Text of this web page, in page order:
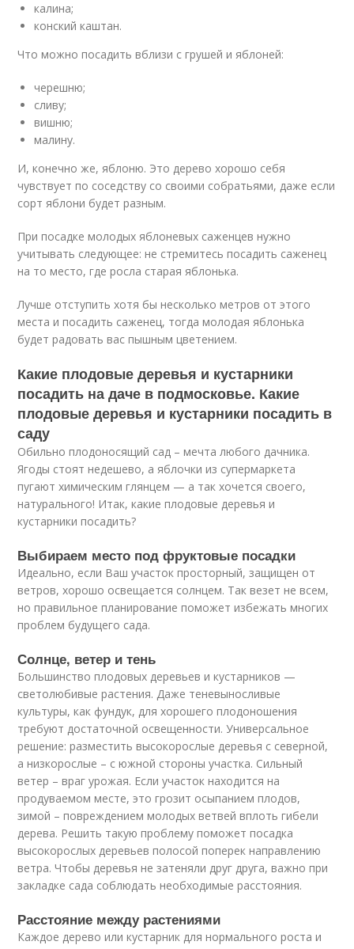
калина;
конский каштан.
Что можно посадить вблизи с грушей и яблоней:
черешню;
сливу;
вишню;
малину.
И, конечно же, яблоню. Это дерево хорошо себя
чувствует по соседству со своими собратьями, даже если
сорт яблони будет разным.
При посадке молодых яблоневых саженцев нужно
учитывать следующее: не стремитесь посадить саженец
на то место, где росла старая яблонька.
Лучше отступить хотя бы несколько метров от этого
места и посадить саженец, тогда молодая яблонька
будет радовать вас пышным цветением.
Какие плодовые деревья и кустарники
посадить на даче в подмосковье. Какие
плодовые деревья и кустарники посадить в
саду
Обильно плодоносящий сад – мечта любого дачника.
Ягоды стоят недешево, а яблочки из супермаркета
пугают химическим глянцем — а так хочется своего,
натурального! Итак, какие плодовые деревья и
кустарники посадить?
Выбираем место под фруктовые посадки
Идеально, если Ваш участок просторный, защищен от
ветров, хорошо освещается солнцем. Так везет не всем,
но правильное планирование поможет избежать многих
проблем будущего сада.
Солнце, ветер и тень
Большинство плодовых деревьев и кустарников —
светолюбивые растения. Даже теневыносливые
культуры, как фундук, для хорошего плодоношения
требуют достаточной освещенности. Универсальное
решение: разместить высокорослые деревья с северной,
а низкорослые – с южной стороны участка. Сильный
ветер – враг урожая. Если участок находится на
продуваемом месте, это грозит осыпанием плодов,
зимой – повреждением молодых ветвей вплоть гибели
дерева. Решить такую проблему поможет посадка
высокорослых деревьев полосой поперек направлению
ветра. Чтобы деревья не затеняли друг друга, важно при
закладке сада соблюдать необходимые расстояния.
Расстояние между растениями
Каждое дерево или кустарник для нормального роста и